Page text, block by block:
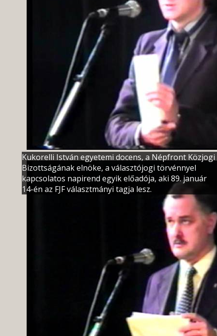
Kukorelli István egyetemi docens, a Népfront Közjogi
Bizottságának elnöke, a választójogi törvénnyel
kapcsolatos napirend egyik előadója, aki 89. január
14-én az FJF választmányi tagja lesz.